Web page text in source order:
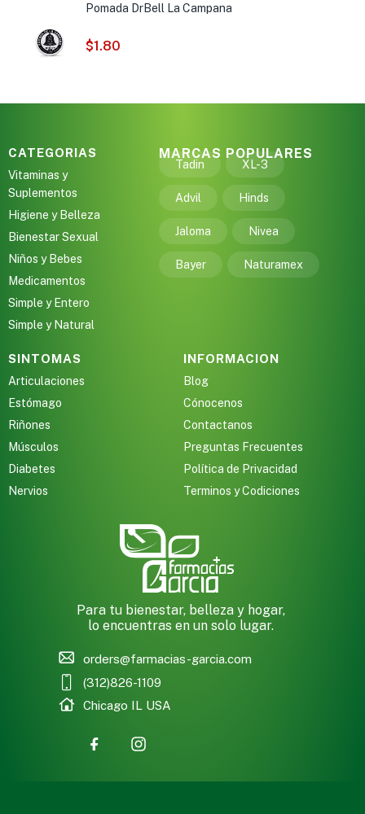
Pomada DrBell La Campana
$1.80
CATEGORIAS
Vitaminas y
Suplementos
Higiene y Belleza
Bienestar Sexual
Niños y Bebes
Medicamentos
Simple y Entero
Simple y Natural
MARCAS POPULARES
Tadin XL-3
Advil Hinds
Jaloma Nivea
Bayer Naturamex
SINTOMAS
Articulaciones
Estómago
Riñones
Músculos
Diabetes
Nervios
INFORMACION
Blog
Cónocenos
Contactanos
Preguntas Frecuentes
Política de Privacidad
Terminos y Codiciones
Para tu bienestar, belleza y hogar,
lo encuentras en un solo lugar.
orders@farmacias-garcia.com
(312)826-1109
Chicago IL USA